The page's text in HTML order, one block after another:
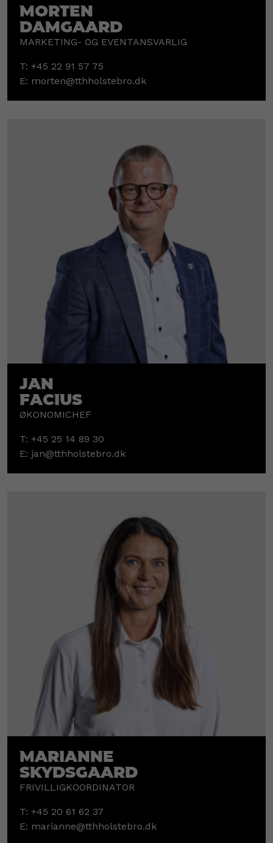
Morten
Damgaard
MARKETING- OG EVENTANSVARLIG
T: +45 22 91 57 75
E: morten@tthholstebro.dk
Jan
Facius
ØKONOMICHEF
T: +45 25 14 89 30
E: jan@tthholstebro.dk
Marianne
Skydsgaard
FRIVILLIGKOORDINATOR
T: +45 20 61 62 37
E: marianne@tthholstebro.dk